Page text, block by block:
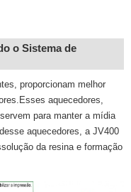
o Sistema de
proporcionam melhor
aquecedores,
para manter a mídia
aquecedores, a JV400
da resina e formação